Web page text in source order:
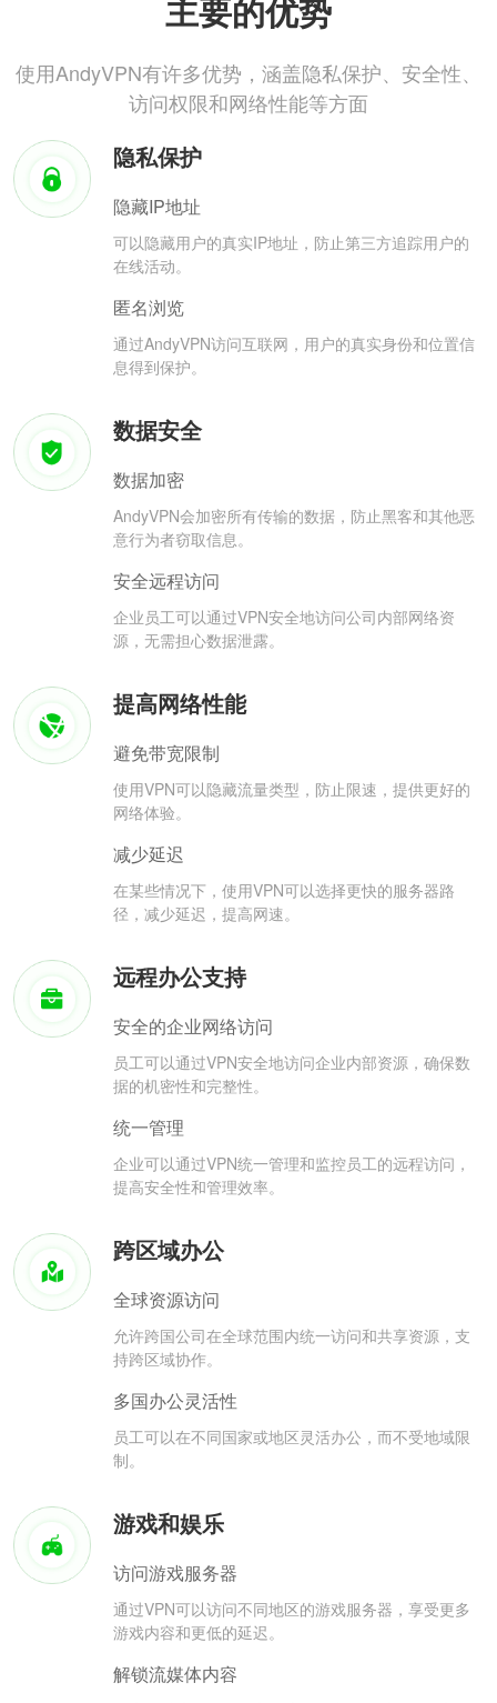
主要的优势
使用AndyVPN有许多优势，涵盖隐私保护、安全性、
访问权限和网络性能等方面
隐私保护
隐藏IP地址
可以隐藏用户的真实IP地址，防止第三方追踪用户的
在线活动。
匿名浏览
通过AndyVPN访问互联网，用户的真实身份和位置信
息得到保护。
数据安全
数据加密
AndyVPN会加密所有传输的数据，防止黑客和其他恶
意行为者窃取信息。
安全远程访问
企业员工可以通过VPN安全地访问公司内部网络资
源，无需担心数据泄露。
提高网络性能
避免带宽限制
使用VPN可以隐藏流量类型，防止限速，提供更好的
网络体验。
减少延迟
在某些情况下，使用VPN可以选择更快的服务器路
径，减少延迟，提高网速。
远程办公支持
安全的企业网络访问
员工可以通过VPN安全地访问企业内部资源，确保数
据的机密性和完整性。
统一管理
企业可以通过VPN统一管理和监控员工的远程访问，
提高安全性和管理效率。
跨区域办公
全球资源访问
允许跨国公司在全球范围内统一访问和共享资源，支
持跨区域协作。
多国办公灵活性
员工可以在不同国家或地区灵活办公，而不受地域限
制。
游戏和娱乐
访问游戏服务器
通过VPN可以访问不同地区的游戏服务器，享受更多
游戏内容和更低的延迟。
解锁流媒体内容